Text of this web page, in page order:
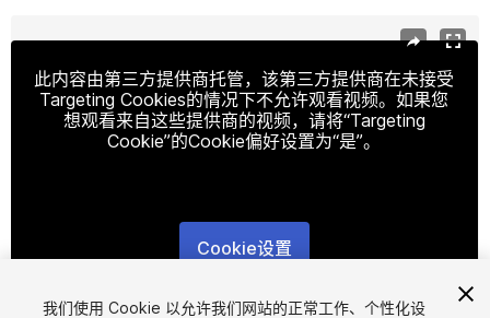
此内容由第三方提供商托管，该第三方提供商在未接受
Targeting Cookies的情况下不允许观看视频。如果您
想观看来自这些提供商的视频，请将“Targeting
Cookie”的Cookie偏好设置为“是”。
Cookie设置
1/5
我们使用 Cookie 以允许我们网站的正常工作、个性化设